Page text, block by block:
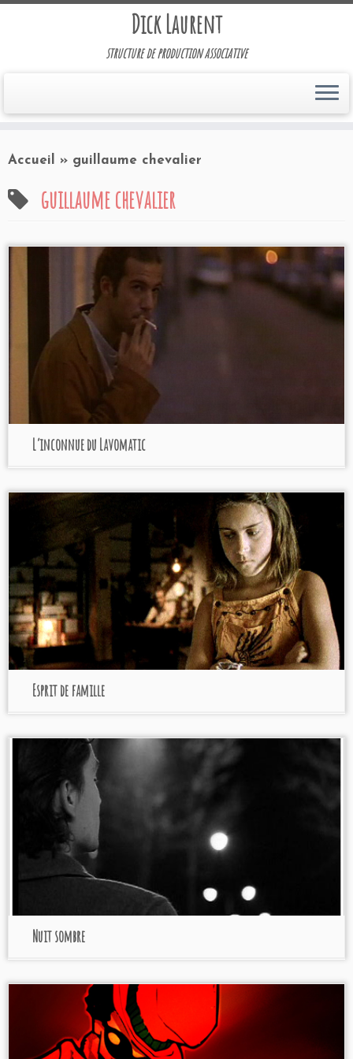
Dick Laurent
structure de production associative
Accueil » guillaume chevalier
guillaume chevalier
L’inconnue du Lavomatic
Esprit de famille
Nuit sombre